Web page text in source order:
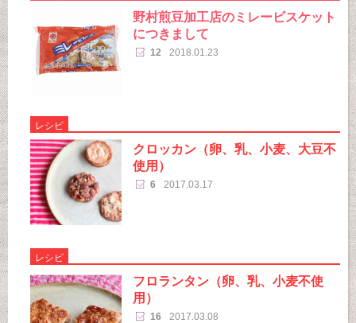
野村煎豆加工店のミレービスケット
につきまして
12 2018.01.23
レシピ
クロッカン（卵、乳、小麦、大豆不
使用）
6 2017.03.17
レシピ
フロランタン（卵、乳、小麦不使
用）
16 2017.03.08